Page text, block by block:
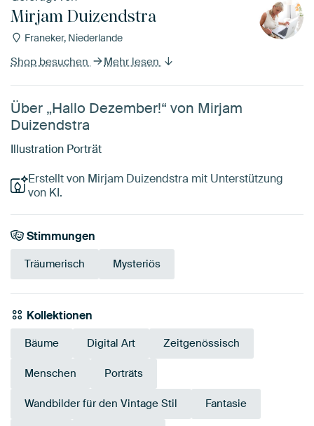
Mirjam Duizendstra
Franeker, Niederlande
Shop besuchen Mehr lesen
Über „Hallo Dezember!“ von Mirjam
Duizendstra
Illustration Porträt
Erstellt von Mirjam Duizendstra mit Unterstützung
von KI.
Stimmungen
Träumerisch Mysteriös
Kollektionen
Bäume Digital Art Zeitgenössisch
Menschen Porträts
Wandbilder für den Vintage Stil Fantasie